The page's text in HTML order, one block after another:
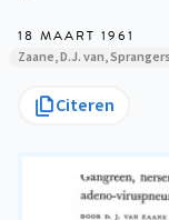
18 MAART 1961
Zaane, D.J. van,
Citeren